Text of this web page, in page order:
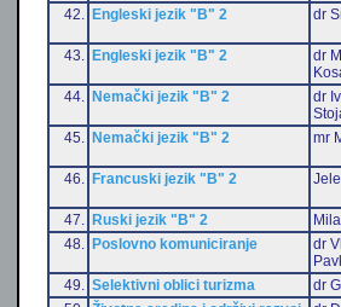
42.
Engleski jezik "B" 2 dr
43. Engleski jezik "B" 2
dr
44.
Nemački jezik "B" 2
dr
45.
Nemački jezik "B" 2 mr
46. Francuski jezik "B" 2
47. Ruski jezik "B" 2
48.
Poslovno komuniciranje
dr
49.
Selektivni oblici turizma
dr